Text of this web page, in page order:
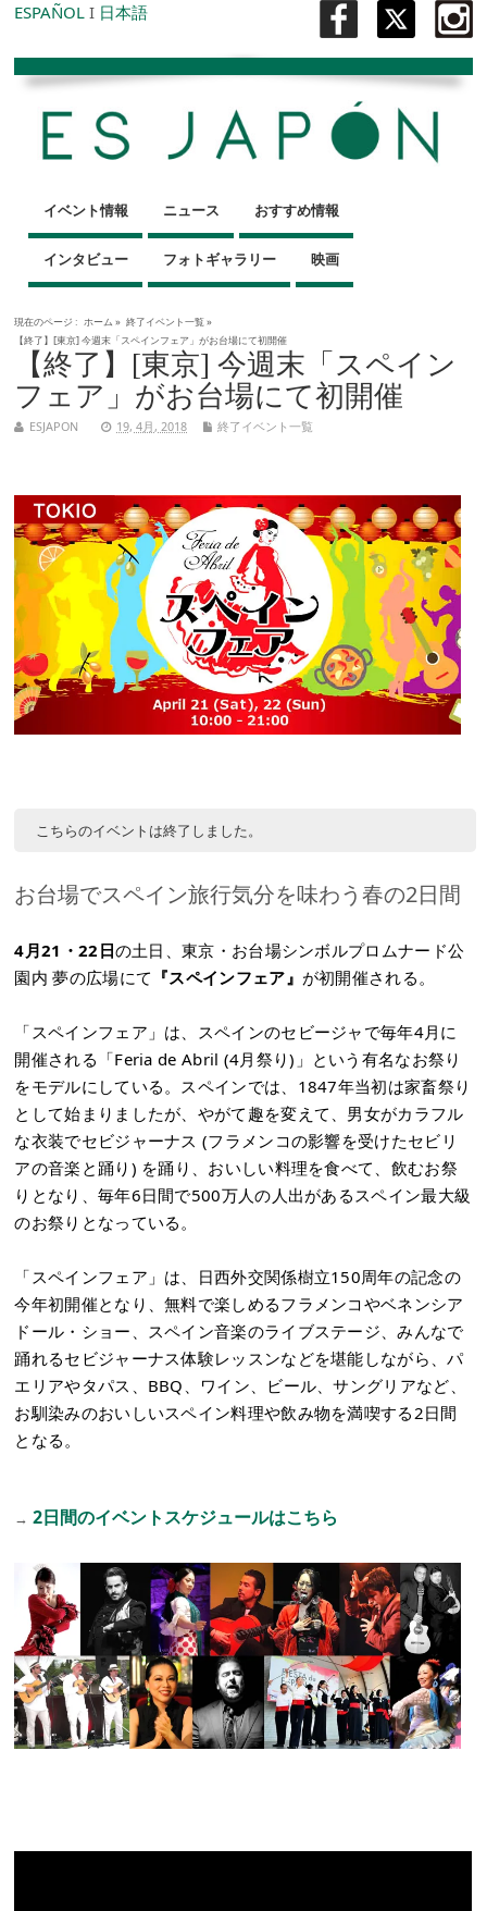
ESPAÑOL I 日本語
イベント情報 ニュース おすすめ情報
インタビュー フォトギャラリー 映画
現在のページ : ホーム » 終了イベント一覧»
【終了】[東京] 今週末「スペインフェア」がお台場にて初開催
【終了】[東京] 今週末「スペイン
フェア」がお台場にて初開催
ESJAPON 19, 4月, 2018 終了イベント一覧
こちらのイベントは終了しました。
お台場でスペイン旅行気分を味わう春の2日間
4月21・22日の土日、東京・お台場シンボルプロムナード公
園内 夢の広場にて 『スペインフェア』 が初開催される。
「スペインフェア」は、スペインのセビージャで毎年4月に
開催される「Feria de Abril (4月祭り)」という有名なお祭り
をモデルにしている。スペインでは、1847年当初は家畜祭り
として始まりましたが、やがて趣を変えて、男女がカラフル
な衣装でセビジャーナス (フラメンコの影響を受けたセビリ
アの音楽と踊り) を踊り、おいしい料理を食べて、飲むお祭
りとなり、毎年6日間で500万人の人出があるスペイン最大級
のお祭りとなっている。
「スペインフェア」は、日西外交関係樹立150周年の記念の
今年初開催となり、無料で楽しめるフラメンコやベネンシア
ドール・ショー、スペイン音楽のライブステージ、みんなで
踊れるセビジャーナス体験レッスンなどを堪能しながら、パ
エリアやタパス、BBQ、ワイン、ビール、サングリアなど、
お馴染みのおいしいスペイン料理や飲み物を満喫する2日間
となる。
→2日間のイベントスケジュールはこちら